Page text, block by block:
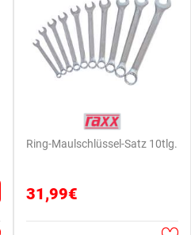
Ring-Maulschlüssel-Satz 10tlg.
31,99€